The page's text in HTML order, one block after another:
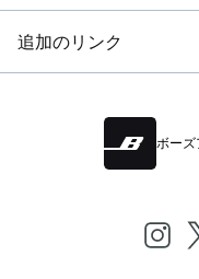
追加のリンク
ボーズ